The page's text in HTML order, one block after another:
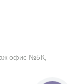
офис №5К,